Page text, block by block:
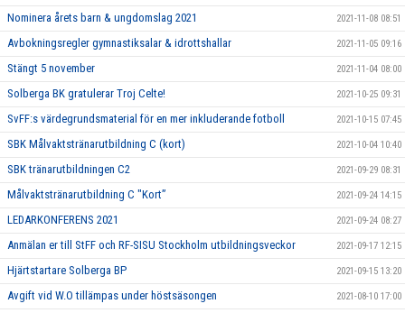
Nominera årets barn & ungdomslag 2021 2021-11-08 08:51
Avbokningsregler gymnastiksalar & idrottshallar 2021-11-05 09:16
Stängt 5 november 2021-11-04 08:00
Solberga BK gratulerar Troj Celte! 2021-10-25 09:31
SvFF:s värdegrundsmaterial för en mer inkluderande fotboll 2021-10-15 07:45
SBK Målvaktstränarutbildning C (kort) 2021-10-04 10:40
SBK tränarutbildningen C2 2021-09-29 08:31
Målvaktstränarutbildning C "Kort” 2021-09-24 14:15
LEDARKONFERENS 2021 2021-09-24 08:27
Anmälan er till StFF och RF-SISU Stockholm utbildningsveckor 2021-09-17 12:15
Hjärtstartare Solberga BP 2021-09-15 13:20
Avgift vid W.O tillämpas under höstsäsongen 2021-08-10 17:00